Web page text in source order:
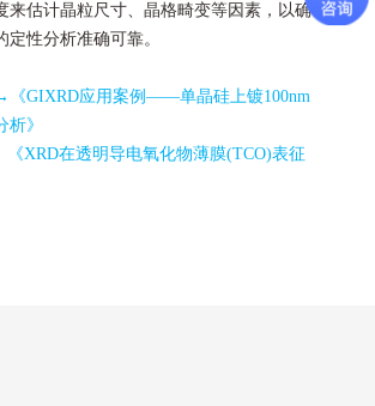
来估计晶粒尺寸、晶格畸变等因素，以确
定性分析准确可靠。
《GIXRD应用案例——单晶硅上镀100nm
》
《XRD在透明导电氧化物薄膜(TCO)表征